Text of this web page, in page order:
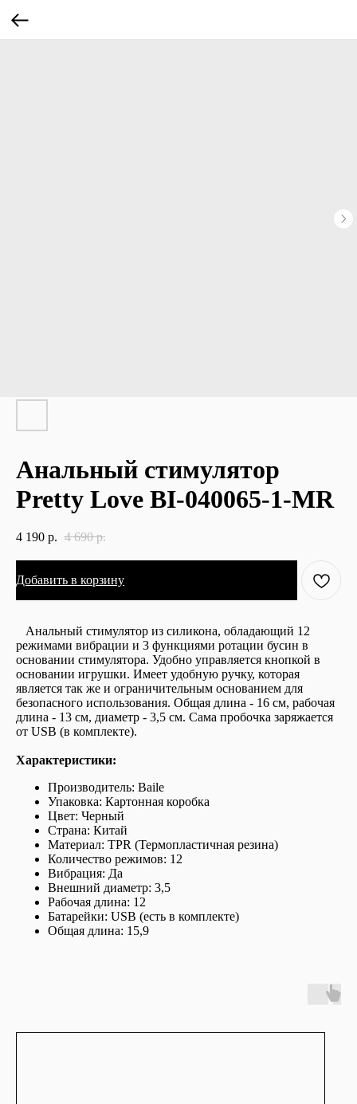
Анальный стимулятор
Pretty Love BI-040065-1-MR
4 190 р. 4 690 р.
Добавить в корзину
Анальный стимулятор из силикона, обладающий 12
режимами вибрации и 3 функциями ротации бусин в
основании стимулятора. Удобно управляется кнопкой в
основании игрушки. Имеет удобную ручку, которая
является так же и ограничительным основанием для
безопасного использования. Общая длина - 16 см, рабочая
длина - 13 см, диаметр - 3,5 см. Сама пробочка заряжается
от USB (в комплекте).
Характеристики:
Производитель: Baile
Упаковка: Картонная коробка
Цвет: Черный
Страна: Китай
Материал: TPR (Термопластичная резина)
Количество режимов: 12
Вибрация: Да
Внешний диаметр: 3,5
Рабочая длина: 12
Батарейки: USB (есть в комплекте)
Общая длина: 15,9